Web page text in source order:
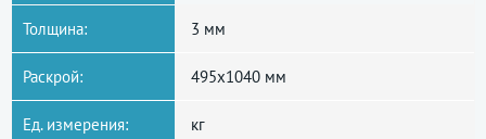
Толщина: 3 мм
Раскрой: 495x1040 мм
Ед. измерения: кг